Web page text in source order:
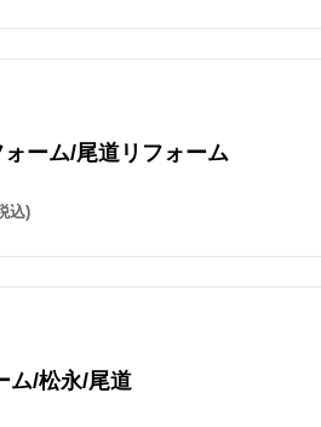
ーム/尾道リフォーム
込)
ム/松永/尾道